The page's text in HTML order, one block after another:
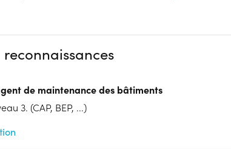
de maintenance des bâtiments
3. (CAP, BEP, ...)